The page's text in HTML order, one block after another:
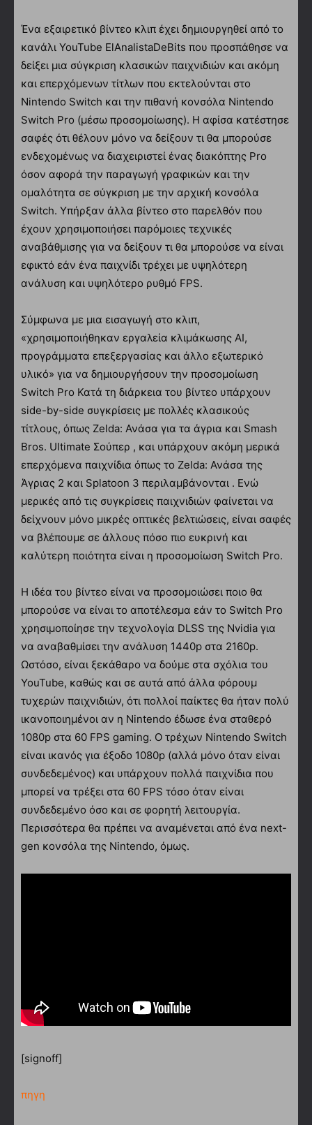
Ένα εξαιρετικό βίντεο κλιπ έχει δημιουργηθεί από το
κανάλι YouTube ElAnalistaDeBits που προσπάθησε να
δείξει μια σύγκριση κλασικών παιχνιδιών και ακόμη
και επερχόμενων τίτλων που εκτελούνται στο
Nintendo Switch και την πιθανή κονσόλα Nintendo
Switch Pro (μέσω προσομοίωσης). Η αφίσα κατέστησε
σαφές ότι θέλουν μόνο να δείξουν τι θα μπορούσε
ενδεχομένως να διαχειριστεί ένας διακόπτης Pro
όσον αφορά την παραγωγή γραφικών και την
ομαλότητα σε σύγκριση με την αρχική κονσόλα
Switch. Υπήρξαν άλλα βίντεο στο παρελθόν που
έχουν χρησιμοποιήσει παρόμοιες τεχνικές
αναβάθμισης για να δείξουν τι θα μπορούσε να είναι
εφικτό εάν ένα παιχνίδι τρέχει με υψηλότερη
ανάλυση και υψηλότερο ρυθμό FPS.
Σύμφωνα με μια εισαγωγή στο κλιπ,
«χρησιμοποιήθηκαν εργαλεία κλιμάκωσης AI,
προγράμματα επεξεργασίας και άλλο εξωτερικό
υλικό» για να δημιουργήσουν την προσομοίωση
Switch Pro Κατά τη διάρκεια του βίντεο υπάρχουν
side-by-side συγκρίσεις με πολλές κλασικούς
τίτλους, όπως Zelda: Ανάσα για τα άγρια και Smash
Bros. Ultimate Σούπερ , και υπάρχουν ακόμη μερικά
επερχόμενα παιχνίδια όπως το Zelda: Ανάσα της
Άγριας 2 και Splatoon 3 περιλαμβάνονται . Ενώ
μερικές από τις συγκρίσεις παιχνιδιών φαίνεται να
δείχνουν μόνο μικρές οπτικές βελτιώσεις, είναι σαφές
να βλέπουμε σε άλλους πόσο πιο ευκρινή και
καλύτερη ποιότητα είναι η προσομοίωση Switch Pro.
Η ιδέα του βίντεο είναι να προσομοιώσει ποιο θα
μπορούσε να είναι το αποτέλεσμα εάν το Switch Pro
χρησιμοποίησε την τεχνολογία DLSS της Nvidia για
να αναβαθμίσει την ανάλυση 1440p στα 2160p.
Ωστόσο, είναι ξεκάθαρο να δούμε στα σχόλια του
YouTube, καθώς και σε αυτά από άλλα φόρουμ
τυχερών παιχνιδιών, ότι πολλοί παίκτες θα ήταν πολύ
ικανοποιημένοι αν η Nintendo έδωσε ένα σταθερό
1080p στα 60 FPS gaming. Ο τρέχων Nintendo Switch
είναι ικανός για έξοδο 1080p (αλλά μόνο όταν είναι
συνδεδεμένος) και υπάρχουν πολλά παιχνίδια που
μπορεί να τρέξει στα 60 FPS τόσο όταν είναι
συνδεδεμένο όσο και σε φορητή λειτουργία.
Περισσότερα θα πρέπει να αναμένεται από ένα next-
gen κονσόλα της Nintendo, όμως.
[signoff]
πηγη